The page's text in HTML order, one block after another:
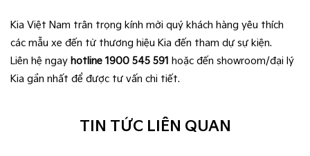
Kia Việt Nam trân trọng kính mời quý khách hàng yêu thích
các mẫu xe đến từ thương hiệu Kia đến tham dự sự kiện.
Liên hệ ngay hotline 1900 545 591 hoặc đến showroom/đại lý
Kia gần nhất để được tư vấn chi tiết.
TIN TỨC LIÊN QUAN